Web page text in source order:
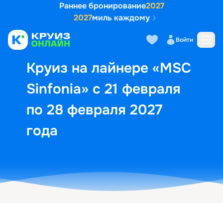
Раннее бронирование2027
2027миль каждому
Войти
Круиз на лайнере «MSC
Sinfonia» с 21 февраля
по 28 февраля 2027
года
Выбор кают Маршрут и